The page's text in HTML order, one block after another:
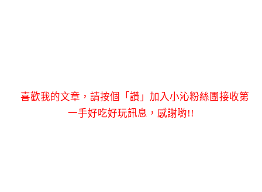
喜歡我的文章，請按個「讚」加入小沁粉絲團接收第
一手好吃好玩訊息，感謝喲!!